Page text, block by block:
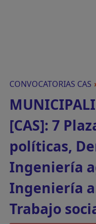
CONVOCATORIAS CAS ›
[CAS]: 7
políticas,
Ingeniería
Ingeniería
Trabajo